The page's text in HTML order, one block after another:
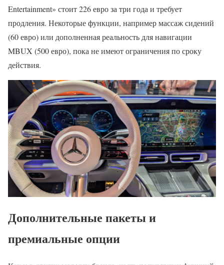
Entertainment» стоит 226 евро за три года и требует
продления. Некоторые функции, например массаж сидений
(60 евро) или дополненная реальность для навигации
MBUX (500 евро), пока не имеют ограничения по сроку
действия.
Дополнительные пакеты и
премиальные опции